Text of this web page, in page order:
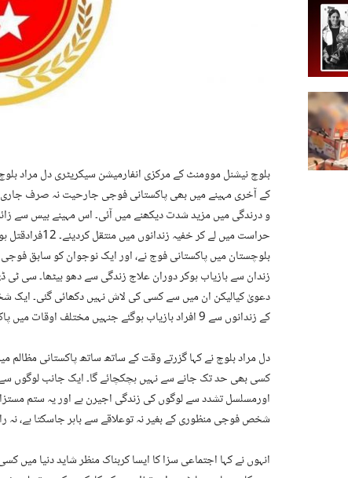
کے آخری مہینے میں بھی پاکستانی فوجی جارحیت نہ صرف
حراست میں لے کر
بلوچستان میں پاکستانی فوج نے، اور ایک نوجوان کو سابق
زندان سے بازیاب ہوکر دوران علاج زندگی سے دھو بیٹھا۔ سی ٹی
دعویٰ کیالیکن ان میں سے کسی کی لاش نہیں دکھائی گئی۔ ایک
کے زندانوں سے 9 افراد بازیاب ہوگئے جنہیں مختلف اوقات میں پاکستانی فوج نے حراست میں لے کر خفیہ زندانوں میں منتقل کیا تھا۔
دل مراد بلوچ نے کہا گزرتے وقت کے ساتھ ساتھ پاکستانی
کسی بھی حد تک جانے سے نہیں ہچکچائے گا۔ ایک جانب لوگوں
اورمسلسل تشدد سے لوگوں کی زندگی اجیرن ہے اور یہ ستم
شخص فوجی منظوری کے بغیر نہ توعلاقے سے باہر جاسکتا ہے، نہ
انہوں نے کہا اجتماعی سزا کا ایسا کربناک منظر شاید دنیا